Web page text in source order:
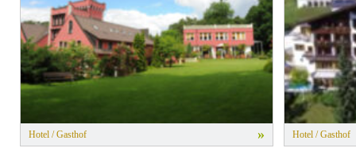
Hotel / Gasthof » Hotel / Gasthof